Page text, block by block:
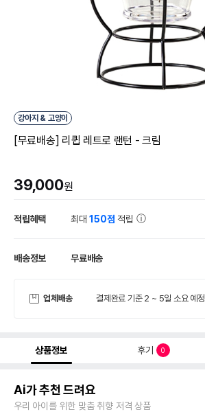
강아지 & 고양이
[무료배송] 리큅 레트로 랜턴 - 크림
39,000원
적립혜택 최대150점 적립
배송정보 무료배송
업체배송 결제완료 기준 2 ~ 5일 소요 예정
상품정보 후기 0
Ai가 추천 드려요
우리 아이를 위한 맞춤 취향 저격 상품